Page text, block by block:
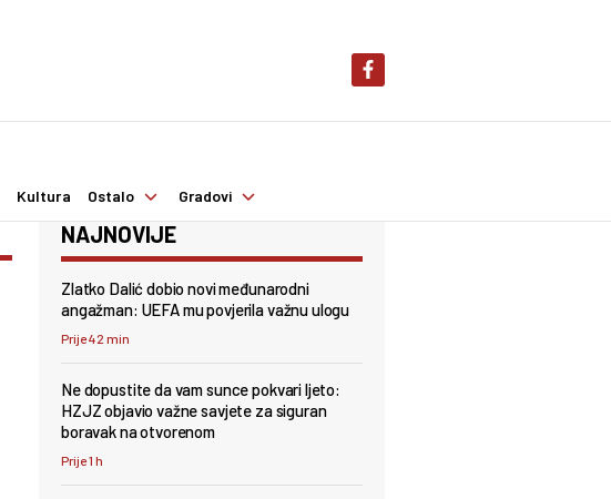
Kultura Ostalo Gradovi
NAJNOVIJE
Zlatko Dalić dobio novi međunarodni
angažman: UEFA mu povjerila važnu ulogu
Prije 42 min
Ne dopustite da vam sunce pokvari ljeto:
HZJZ objavio važne savjete za siguran
boravak na otvorenom
Prije 1 h